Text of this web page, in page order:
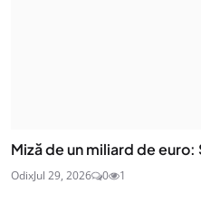
Miză de un miliard de
OdixJul 29, 2026 0 1